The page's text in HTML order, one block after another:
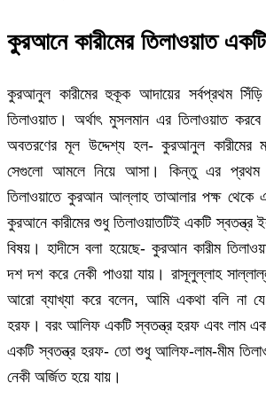
কুরআনে কারীমের তিলাওয়াত
কুরআনুল কারীমের হুকূক আদায়ের সর্বপ্রথম
তিলাওয়াত। অর্থাৎ মুসলমান এর তিলাওয়াত
অবতরণের মূল উদ্দেশ্য হল- কুরআনুল কারীমের
সেগুলো আমলে নিয়ে আসা। কিন্তু এর প্রথম
তিলাওয়াতে কুরআন আল্লাহ তাআলার পক্ষ থেকে
কুরআনে কারীমের শুধু তিলাওয়াতটিই একটি স্বতন্ত্র
বিষয়। হাদীসে বলা হয়েছে- কুরআন কারীম
দশ দশ করে নেকী পাওয়া যায়। রাসূলুল্লাহ
আরো ব্যাখ্যা করে বলেন, আমি একথা বলি না
হরফ। বরং আলিফ একটি স্বতন্ত্র হরফ এবং লাম
একটি স্বতন্ত্র হরফ- তো শুধু আলিফ-লাম-মীম
নেকী অর্জিত হয়ে যায়।